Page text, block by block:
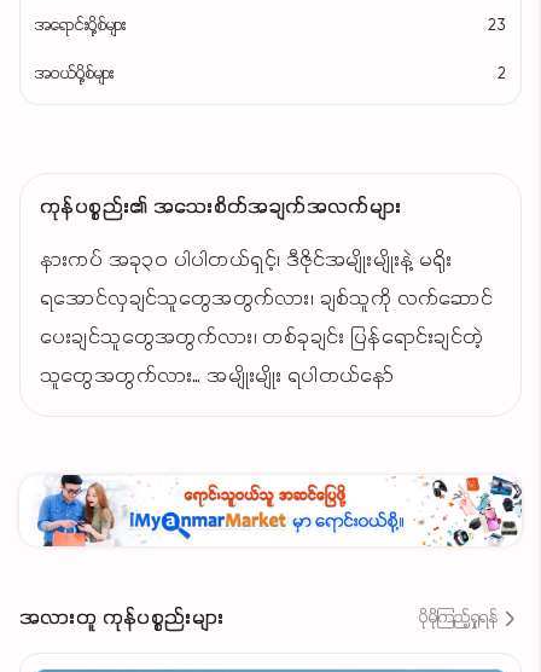
အရောင်းပို့စ်များ 23
အဝယ်ပို့စ်များ 2
ကုန်ပစ္စည်း၏ အသေးစိတ်အချက်အလက်များ
နားကပ် အခု၃၀ ပါပါတယ်ရှင့်၊ ဒီဇိုင်အမျိုးမျိုးနဲ့ မရိုး
ရအောင်လှချင်သူတွေအတွက်လား၊ ချစ်သူကို လက်ဆောင်
ပေးချင်သူတွေအတွက်လား၊ တစ်ခုချင်း ပြန်ရောင်းချင်တဲ့
သူတွေအတွက်လား… အမျိုးမျိုး ရပါတယ်နော်
အလားတူ ကုန်ပစ္စည်းများ ပိုမိုကြည့်ရှုရန်